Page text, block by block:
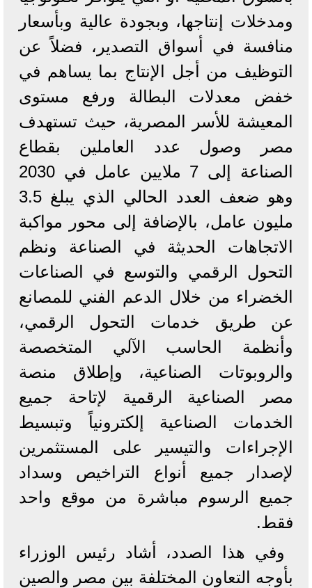
ومدخلات إنتاجها، وبجودة عالية وبأسعار
منافسة في أسواق التصدير، فضلاً عن
التوظيف من أجل الإنتاج بما يساهم في
خفض معدلات البطالة ورفع مستوى
المعيشة للأسر المصرية، حيث تستهدف
مصر وصول عدد العاملين بقطاع
الصناعة إلى 7 ملايين عامل في 2030
وهو ضعف العدد الحالي الذي يبلغ 3.5
مليون عامل، بالإضافة إلى محور مواكبة
الاتجاهات الحديثة في الصناعة ونظم
التحول الرقمي والتوسع في الصناعات
الخضراء من خلال الدعم الفني للمصانع
عن طريق خدمات التحول الرقمي،
وأنظمة الحاسب الآلي المتخصصة
والروبوتات الصناعية، وإطلاق منصة
مصر الصناعية الرقمية لإتاحة جميع
الخدمات الصناعية إلكترونياً وتبسيط
الإجراءات والتيسير على المستثمرين
لإصدار جميع أنواع التراخيص وسداد
جميع الرسوم مباشرة من موقع واحد
فقط.
وفي هذا الصدد، أشاد رئيس الوزراء
بأوجه التعاون المختلفة بين مصر والصين